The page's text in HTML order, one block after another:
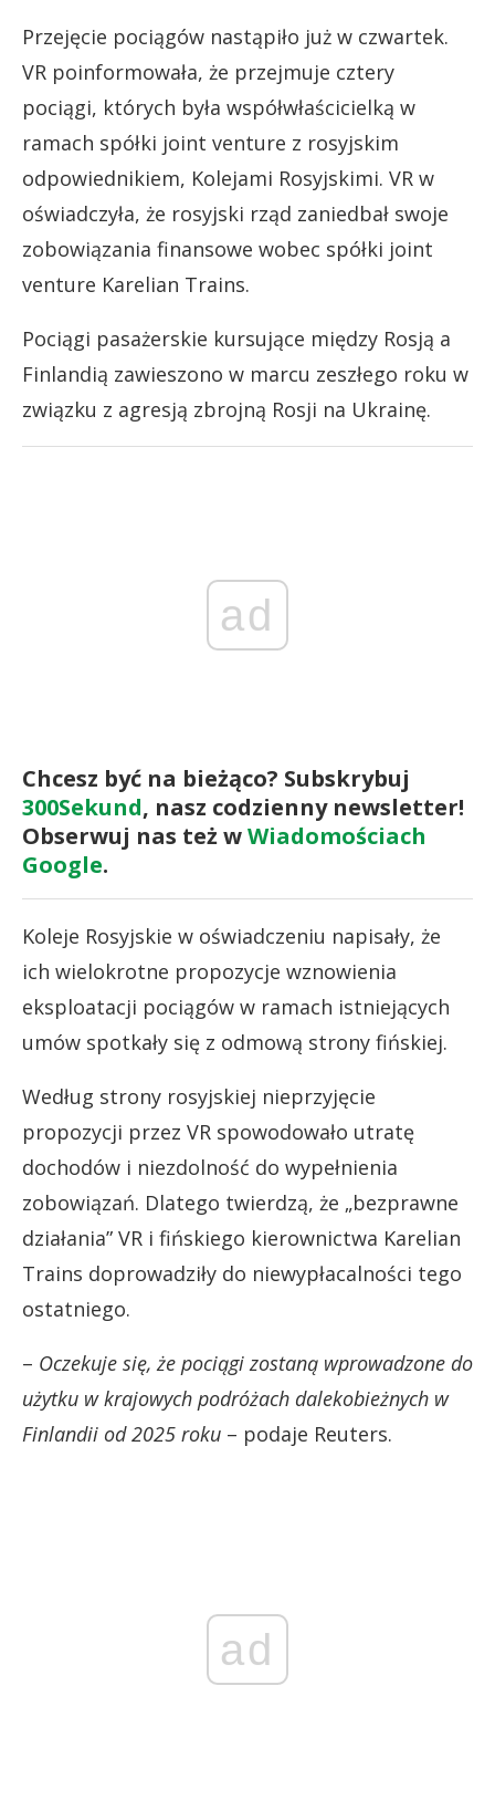
Przejęcie pociągów nastąpiło już w czwartek.
VR poinformowała, że przejmuje cztery
pociągi, których była współwłaścicielką w
ramach spółki joint venture z rosyjskim
odpowiednikiem, Kolejami Rosyjskimi. VR w
oświadczyła, że rosyjski rząd zaniedbał swoje
zobowiązania finansowe wobec spółki joint
venture Karelian Trains.
Pociągi pasażerskie kursujące między Rosją a
Finlandią zawieszono w marcu zeszłego roku w
związku z agresją zbrojną Rosji na Ukrainę.
ad
Chcesz być na bieżąco? Subskrybuj
300Sekund, nasz codzienny newsletter!
Obserwuj nas też wWiadomościach
Google.
Koleje Rosyjskie w oświadczeniu napisały, że
ich wielokrotne propozycje wznowienia
eksploatacji pociągów w ramach istniejących
umów spotkały się z odmową strony fińskiej.
Według strony rosyjskiej nieprzyjęcie
propozycji przez VR spowodowało utratę
dochodów i niezdolność do wypełnienia
zobowiązań. Dlatego twierdzą, że „bezprawne
działania” VR i fińskiego kierownictwa Karelian
Trains doprowadziły do niewypłacalności tego
ostatniego.
– Oczekuje się, że pociągi zostaną wprowadzone do
użytku w krajowych podróżach dalekobieżnych w
Finlandii od 2025 roku – podaje Reuters.
ad